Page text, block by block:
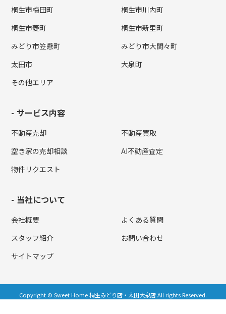
桐生市梅田町
桐生市川内町
桐生市菱町
桐生市新里町
みどり市笠懸町
みどり市大間々町
太田市
大泉町
その他エリア
サービス内容
不動産売却
不動産買取
空き家の売却相談
AI不動産査定
物件リクエスト
当社について
会社概要
よくある質問
スタッフ紹介
お問い合わせ
サイトマップ
Copyright © Sweet Home 桐生みどり店・太田大泉店 All rights Reserved.